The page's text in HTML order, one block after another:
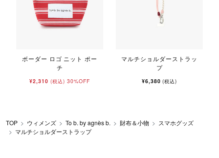
ボーダー ロゴ ニット ポー
チ
¥2,310 (税込) 30%OFF
マルチショルダーストラッ
プ
¥6,380(税込)
TOP ウィメンズ To b. by agnès b. 財布＆小物
スマホグッズ
マルチショルダーストラップ